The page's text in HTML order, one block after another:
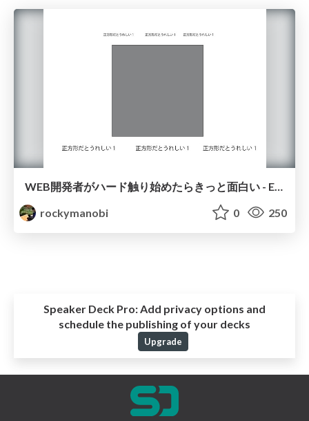
rockymanobi
0 250
Speaker Deck Pro:Add privacy options and
schedule the publishing of your decks
Upgrade